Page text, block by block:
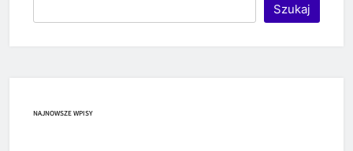
Szukaj
NAJNOWSZE WPISY